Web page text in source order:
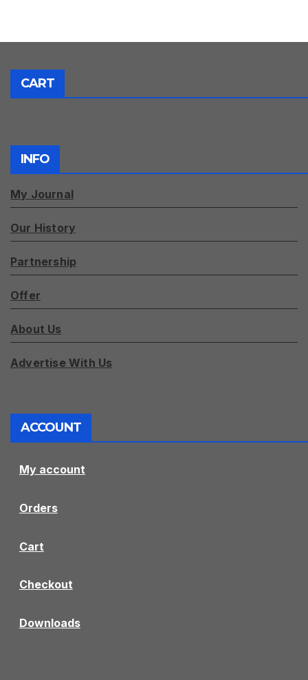
CART
INFO
My Journal
Our History
Partnership
Offer
About Us
Advertise With Us
ACCOUNT
My account
Orders
Cart
Checkout
Downloads